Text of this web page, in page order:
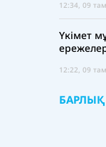
12:34, 09
Үкімет
12:22, 09